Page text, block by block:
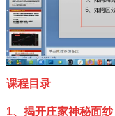
课程目录
1、揭开庄家神秘面纱